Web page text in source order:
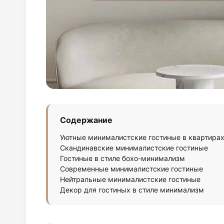
Содержание
Уютные минималистские гостиные в квартирах
Скандинавские минималистские гостиные
Гостиные в стиле бохо-минимализм
Современные минималистские гостиные
Нейтральные минималистские гостиные
Декор для гостиных в стиле минимализм